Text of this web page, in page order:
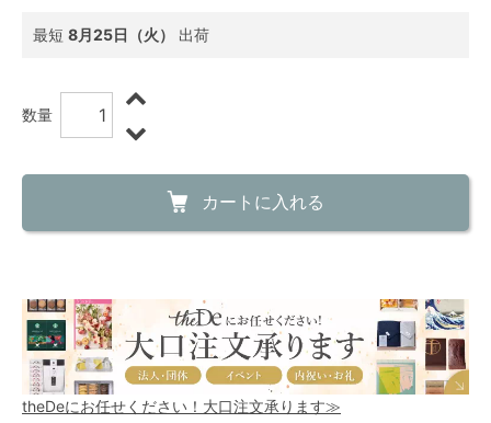
最短 8月25日（火） 出荷
数量
カートに入れる
theDeにお任せください！大口注文承ります≫